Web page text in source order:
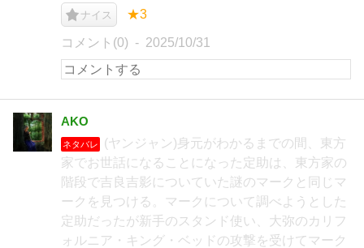
ナイス ★3
コメント(0) 2025/10/31
AKO
ネタバレ
(ヤンジャン)身元がわかるまでの間、東方
家でお世話になることになった定助は、東方家の
階段で吉良吉影についていた謎のマークと同じマ
ークを見つける。マークについて調べようとした
定助だったが新手のスタンド使い、大弥のカリフ
ォルニア・キング・ベッドの攻撃を受けてマーク